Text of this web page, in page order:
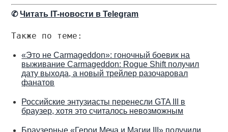
✆Читать IT-новости в Telegram
Также по теме:
«Это не Carmageddon»: гоночный боевик на
выживание Carmageddon: Rogue Shift получил
дату выхода, а новый трейлер разочаровал
фанатов
Российские энтузиасты перенесли GTA III в
браузер, хотя это считалось невозможным
Браузерные «Герои Меча и Магии III» получили